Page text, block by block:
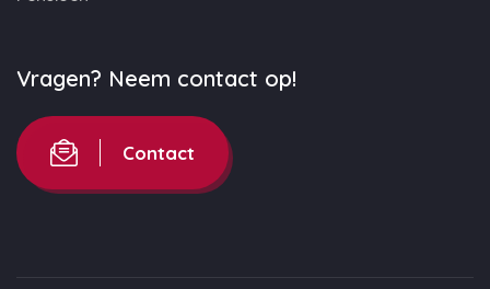
Vragen? Neem contact op!
Contact